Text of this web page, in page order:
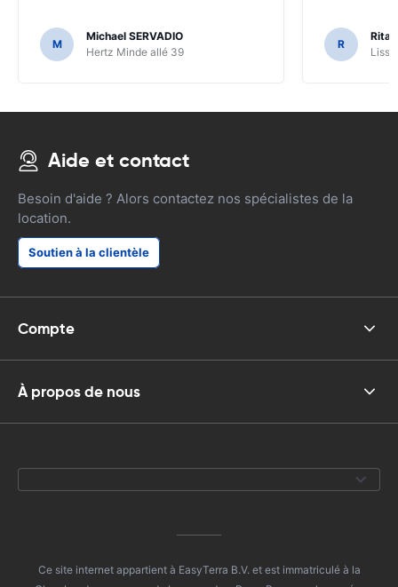
M
Michael SERVADIO
Hertz Minde allé 39
R
Rita
Aide et contact
Besoin d'aide ? Alors contactez nos spécialistes de la
location.
Soutien à la clientèle
Compte
À propos de nous
Ce site internet appartient à EasyTerra B.V. et est immatriculé à la